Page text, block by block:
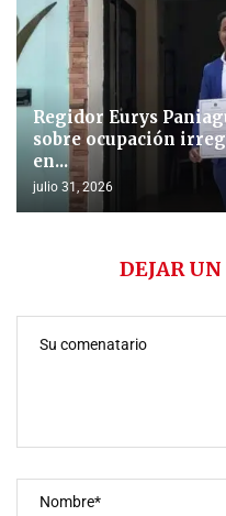
Regidor Eurys
sobre ocupación
en...
julio 31, 2026
DEJAR